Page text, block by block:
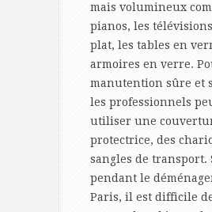
mais volumineux
pianos, les
plat, les tables en
armoires en verre.
manutention sûre et
les professionnels
utiliser une
protectrice, des
sangles de transport.
pendant le
Paris, il est difficile